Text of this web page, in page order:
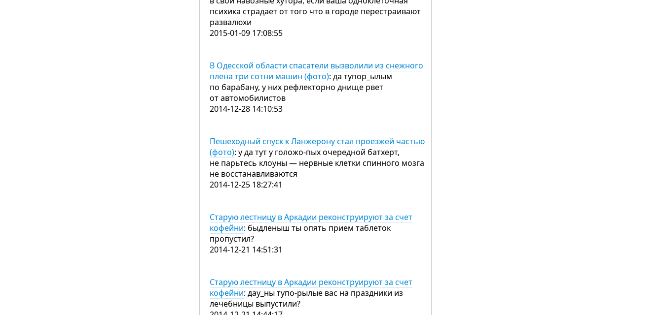
психика страдает от того что в городе перестраивают
развалюхи
2015-01-09 17:08:55
В Одесской области спасатели вызволили из снежного
плена три сотни машин (фото): да тупор_ылым
по барабану, у них рефлекторно днище рвет
от автомобилистов
2014-12-28 14:10:53
Пешеходный спуск к Ланжерону стал проезжей частью
(фото): у да тут у голожо-пых очередной батхерт,
не парьтесь клоуны — нервные клетки спинного мозга
не восстанавливаются
2014-12-25 18:27:41
Старую лестницу в Аркадии реконструируют за счет
кофейни: быдленыш ты опять прием таблеток
пропустил?
2014-12-21 14:51:31
Старую лестницу в Аркадии реконструируют за счет
кофейни: дау_ны тупо-рылые вас на праздники из
лечебницы выпустили?